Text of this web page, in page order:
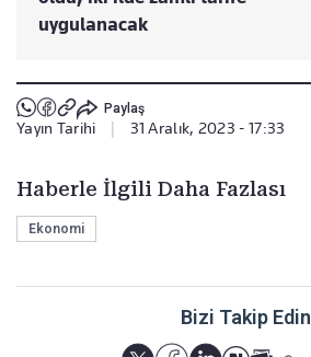
uygulanacak
Paylaş
Yayın Tarihi 31 Aralık, 2023 - 17:33
Haberle İlgili Daha Fazlası
Ekonomi
Bizi Takip Edin